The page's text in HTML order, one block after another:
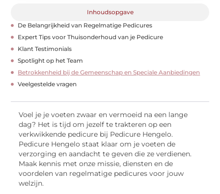
Inhoudsopgave
De Belangrijkheid van Regelmatige Pedicures
Expert Tips voor Thuisonderhoud van je Pedicure
Klant Testimonials
Spotlight op het Team
Betrokkenheid bij de Gemeenschap en Speciale Aanbiedingen
Veelgestelde vragen
Voel je je voeten zwaar en vermoeid na een lange
dag? Het is tijd om jezelf te trakteren op een
verkwikkende pedicure bij Pedicure Hengelo.
Pedicure Hengelo staat klaar om je voeten de
verzorging en aandacht te geven die ze verdienen.
Maak kennis met onze missie, diensten en de
voordelen van regelmatige pedicures voor jouw
welzijn.